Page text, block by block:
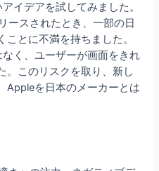
イデアを試してみました。
ースされたとき、一部の日
とに不満を持ちました。
く、ユーザーが画面をきれ
。このリスクを取り、新し
Appleを日本のメーカーとは